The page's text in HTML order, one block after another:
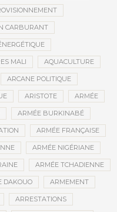
CARBURANT
MALI AQUACULTURE
ARCANE POLITIQUE
ARISTOTE ARMÉE
ARMÉE BURKINABÉ
ARMÉE FRANÇAISE
ARMÉE NIGÉRIANE
ARMÉE TCHADIENNE
DAKOUO ARMEMENT
ARRESTATIONS